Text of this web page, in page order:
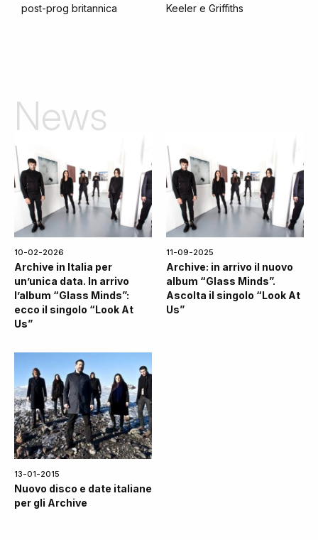
post-prog britannica
Keeler e Griffiths
News
10-02-2026
Archive in Italia per
un’unica data. In arrivo
l’album “Glass Minds”:
ecco il singolo “Look At
Us”
11-09-2025
Archive: in arrivo il nuovo
album “Glass Minds”.
Ascolta il singolo “Look At
Us”
13-01-2015
Nuovo disco e date italiane
per gli Archive